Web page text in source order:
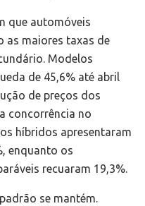
que automóveis
as maiores taxas de
Modelos
de 45,6% até abril
de preços dos
concorrência no
híbridos apresentaram
enquanto os
recuaram 19,3%.
se mantém.